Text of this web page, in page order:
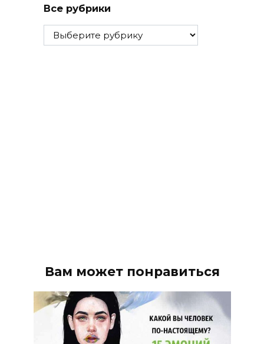
Все рубрики
Все
рубрики
Вам может понравиться